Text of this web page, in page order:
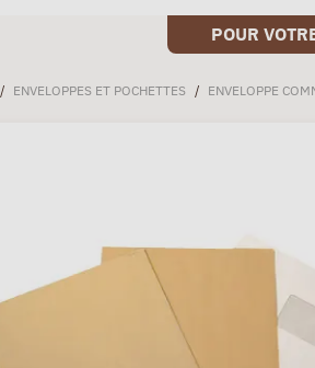
POUR
/ ENVELOPPES ET POCHETTES / ENVELOPPE